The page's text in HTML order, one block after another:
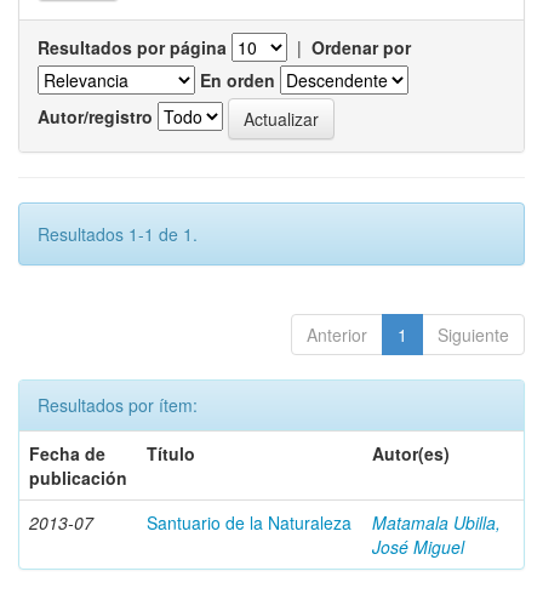
Resultados por página | Ordenar por
En orden
Autor/registro
Resultados 1-1 de 1.
Anterior 1 Siguiente
Resultados por ítem:
Fecha de
publicación
Título Autor(es)
2013-07 Santuario de la Naturaleza
Matamala Ubilla,
José Miguel